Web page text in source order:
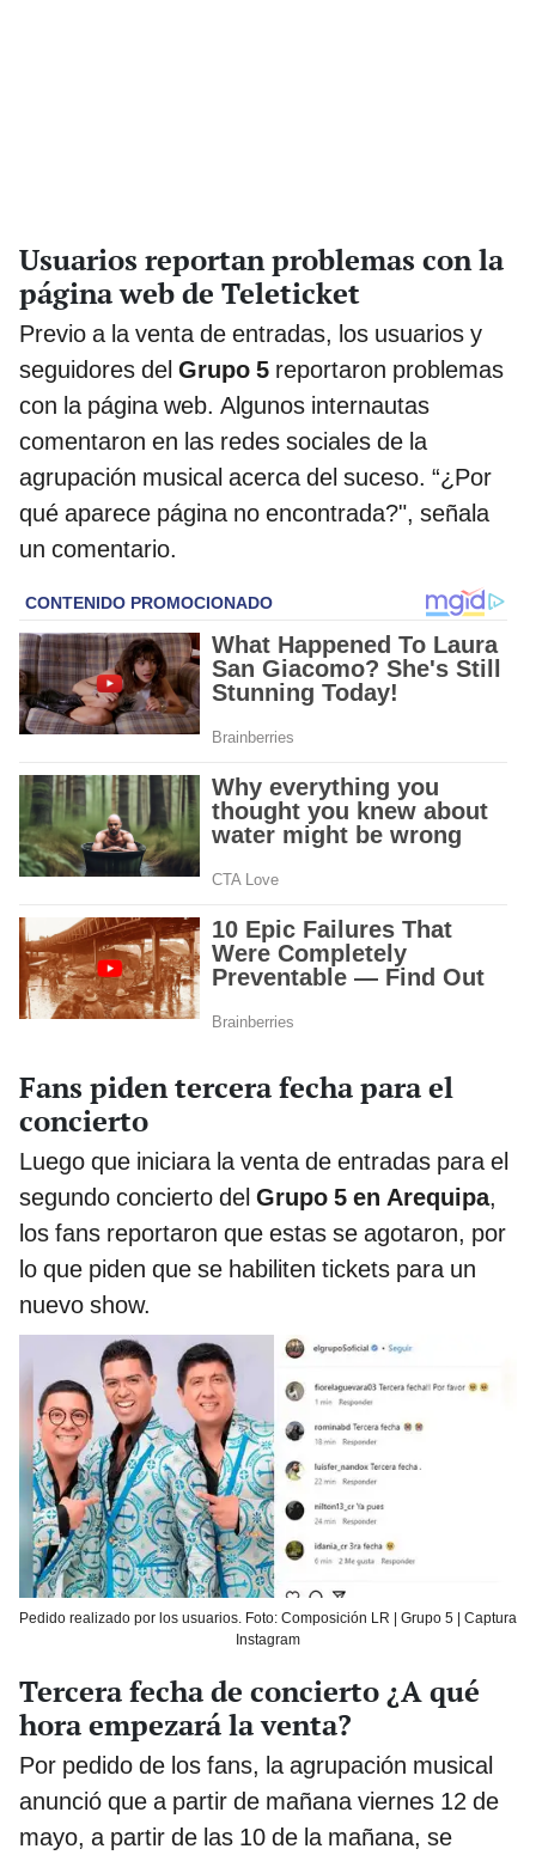
Usuarios reportan problemas con la
página web de Teleticket
Previo a la venta de entradas, los usuarios y
seguidores del Grupo 5 reportaron problemas
con la página web. Algunos internautas
comentaron en las redes sociales de la
agrupación musical acerca del suceso. “¿Por
qué aparece página no encontrada?", señala
un comentario.
Fans piden tercera fecha para el
concierto
Luego que iniciara la venta de entradas para el
segundo concierto del Grupo 5 en Arequipa,
los fans reportaron que estas se agotaron, por
lo que piden que se habiliten tickets para un
nuevo show.
Pedido realizado por los usuarios. Foto: Composición LR | Grupo 5 | Captura
Instagram
Tercera fecha de concierto ¿A qué
hora empezará la venta?
Por pedido de los fans, la agrupación musical
anunció que a partir de mañana viernes 12 de
mayo, a partir de las 10 de la mañana, se